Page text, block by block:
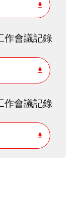
作會議記錄
作會議記錄